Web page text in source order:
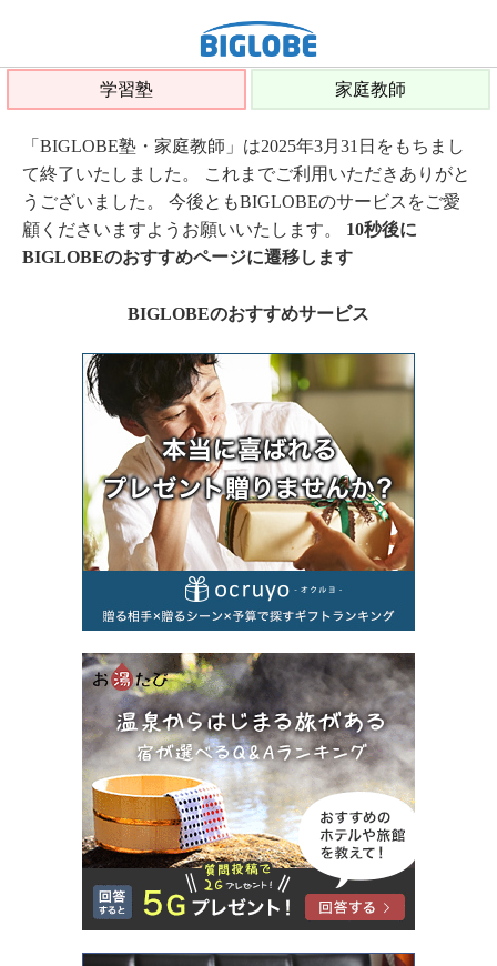
学習塾 家庭教師
「BIGLOBE塾・家庭教師」は2025年3月31日をもちまし
て終了いたしました。 これまでご利用いただきありがと
うございました。 今後ともBIGLOBEのサービスをご愛
顧くださいますようお願いいたします。 10秒後に
BIGLOBEのおすすめページに遷移します
BIGLOBEのおすすめサービス